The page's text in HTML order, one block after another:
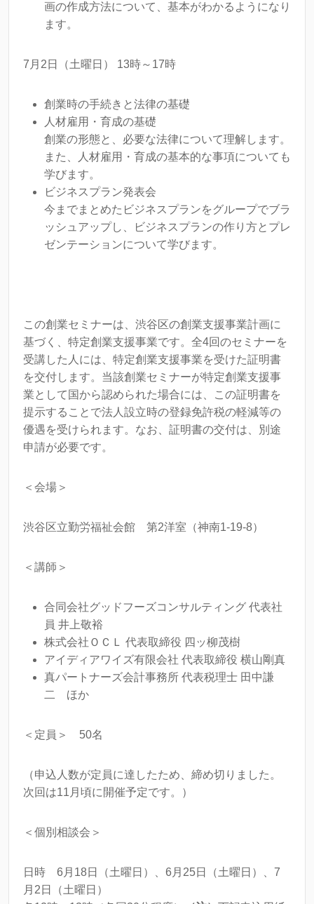
画の作成方法について、基本がわかるようになり
ます。
7月2日（土曜日） 13時～17時
創業時の手続きと法律の基礎
人材雇用・育成の基礎
創業の形態と、必要な法律について理解します。
また、人材雇用・育成の基本的な事項についても
学びます。
ビジネスプラン発表会
今までまとめたビジネスプランをグループでブラ
ッシュアップし、ビジネスプランの作り方とプレ
ゼンテーションについて学びます。
この創業セミナーは、渋谷区の創業支援事業計画に
基づく、特定創業支援事業です。全4回のセミナーを
受講した人には、特定創業支援事業を受けた証明書
を交付します。当該創業セミナーが特定創業支援事
業として国から認められた場合には、この証明書を
提示することで法人設立時の登録免許税の軽減等の
優遇を受けられます。なお、証明書の交付は、別途
申請が必要です。
＜会場＞
渋谷区立勤労福祉会館 第2洋室（神南1-19-8）
＜講師＞
合同会社グッドフーズコンサルティング 代表社
員 井上敬裕
株式会社ＯＣＬ 代表取締役 四ッ柳茂樹
アイディアワイズ有限会社 代表取締役 横山剛真
真パートナーズ会計事務所 代表税理士 田中謙
二 ほか
＜定員＞ 50名
（申込人数が定員に達したため、締め切りました。
次回は11月頃に開催予定です。）
＜個別相談会＞
日時 6月18日（土曜日）、6月25日（土曜日）、7
月2日（土曜日）